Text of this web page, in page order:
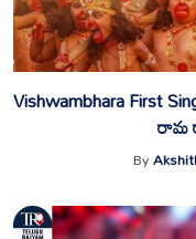
Vishwambhara First
రామ
By